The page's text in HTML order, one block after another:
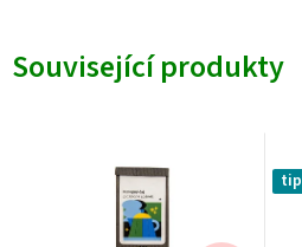
Související produkty
tip